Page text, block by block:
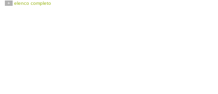
Cona
+ elenco completo